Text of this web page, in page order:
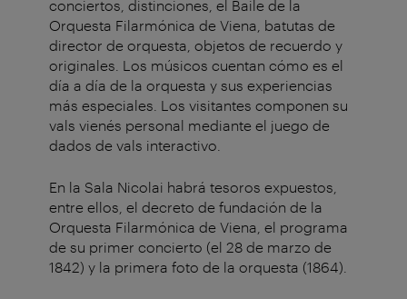
conciertos, distinciones, el Baile de la
Orquesta Filarmónica de Viena, batutas de
director de orquesta, objetos de recuerdo y
originales. Los músicos cuentan cómo es el
día a día de la orquesta y sus experiencias
más especiales. Los visitantes componen su
vals vienés personal mediante el juego de
dados de vals interactivo.
En la Sala Nicolai habrá tesoros expuestos,
entre ellos, el decreto de fundación de la
Orquesta Filarmónica de Viena, el programa
de su primer concierto (el 28 de marzo de
1842) y la primera foto de la orquesta (1864).